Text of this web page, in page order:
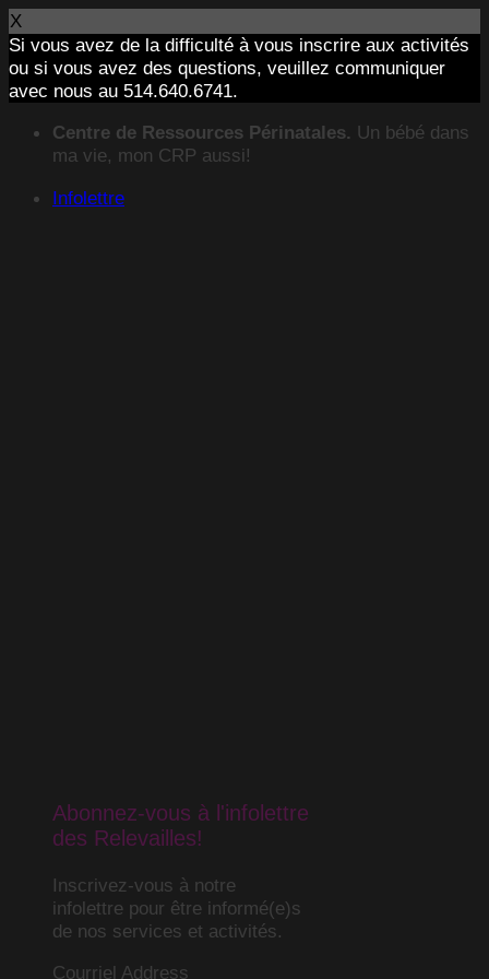
X
Si vous avez de la difficulté à vous inscrire aux activités
ou si vous avez des questions, veuillez communiquer
avec nous au 514.640.6741.
contenu
Centre de Ressources Périnatales. Un bébé dans
ma vie, mon CRP aussi!
Infolettre
Abonnez-vous à l'infolettre
des Relevailles!
Inscrivez-vous à notre
infolettre pour être informé(e)s
de nos services et activités.
Courriel Address